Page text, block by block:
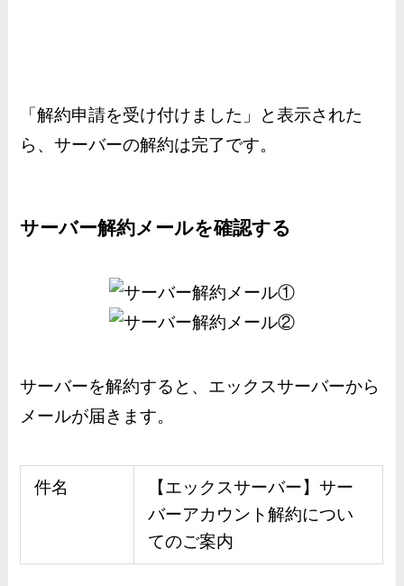
「解約申請を受け付けました」と表示された
ら、サーバーの解約は完了です。
サーバー解約メールを確認する
サーバーを解約すると、エックスサーバーから
メールが届きます。
件名
【エックスサーバー】サー
バーアカウント解約につい
てのご案内